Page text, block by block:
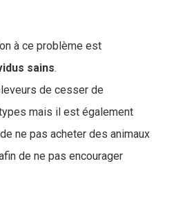
à ce problème est
sains.
de cesser de
mais il est également
ne pas acheter des animaux
de ne pas encourager